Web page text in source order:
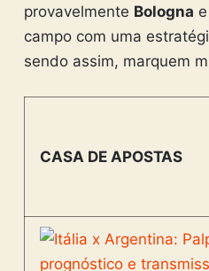
provavelmente Bologna e
campo com uma
sendo assim, marquem
CASA DE APOSTAS